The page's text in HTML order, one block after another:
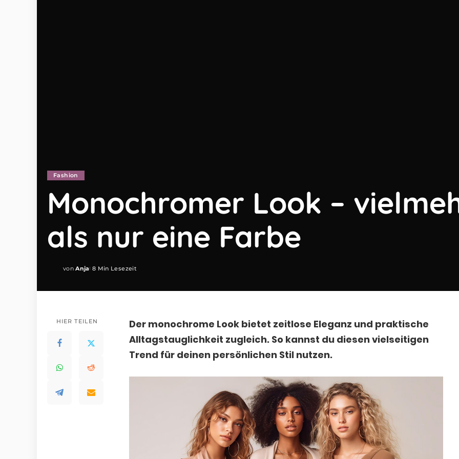
Fashion
Monochromer Look –
als nur eine Farbe
Posted
von Anja 8 Min Lesezeit
HIER TEILEN
Der monochrome Look bietet zeitlose Eleganz und praktische
Alltagstauglichkeit zugleich. So kannst du diesen vielseitigen
Trend für deinen persönlichen Stil nutzen.